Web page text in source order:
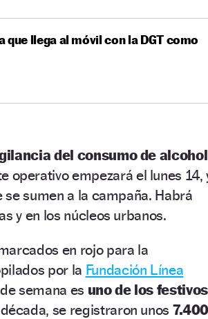
que llega al móvil con la DGT como
del consumo de alcohol
operativo empezará el lunes 14,
sumen a la campaña. Habrá
y en los núcleos urbanos.
en rojo para la
por la Fundación Línea
semana es uno de los festivos
se registraron unos 7.400